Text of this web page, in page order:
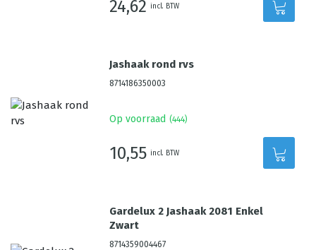
24,62 incl. BTW
Jashaak rond rvs
8714186350003
Op voorraad (444)
10,55 incl. BTW
Gardelux 2 Jashaak 2081 Enkel
Zwart
8714359004467